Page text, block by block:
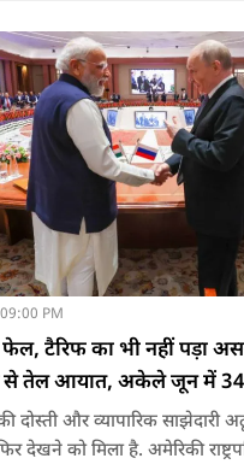
मिली.
09:00 PM
फेल, टैरिफ का भी नहीं पड़ा
तेल आयात, अकेले जून में
और व्यापारिक साझेदारी
देखने को मिला है. अमेरिकी